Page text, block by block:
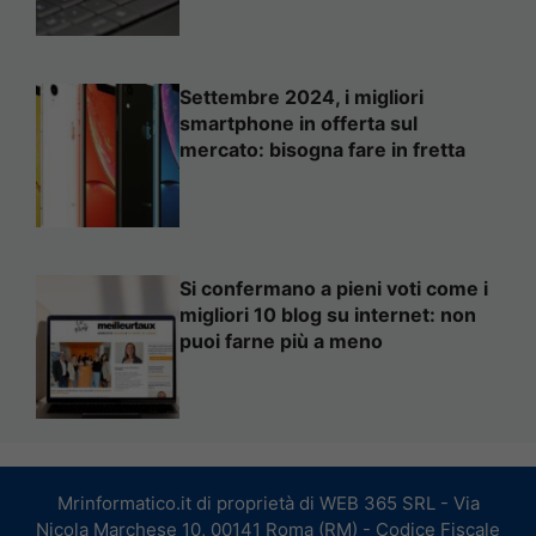
Settembre 2024, i migliori
smartphone in offerta sul
mercato: bisogna fare in fretta
Si confermano a pieni voti come i
migliori 10 blog su internet: non
puoi farne più a meno
Mrinformatico.it di proprietà di WEB 365 SRL - Via
Nicola Marchese 10, 00141 Roma (RM) - Codice Fiscale